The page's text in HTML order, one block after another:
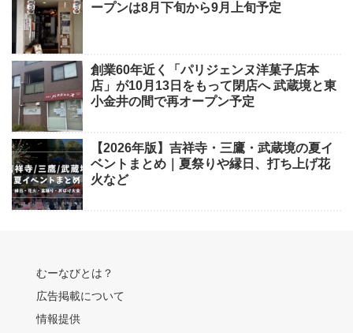
ープンは8月下旬から9月上旬予定
創業60年近く「パリジェンヌ洋菓子店本
店」が10月13日をもって閉店へ 武蔵境と東
小金井の間で再オープン予定
【2026年版】吉祥寺・三鷹・武蔵境の夏イ
ベントまとめ｜夏祭りや縁日、打ち上げ花
火など
むーなびとは？
広告掲載について
情報提供